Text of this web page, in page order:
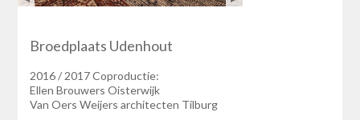
Broedplaats Udenhout
2016 / 2017 Coproductie:
Ellen Brouwers Oisterwijk
Van Oers Weijers architecten Tilburg